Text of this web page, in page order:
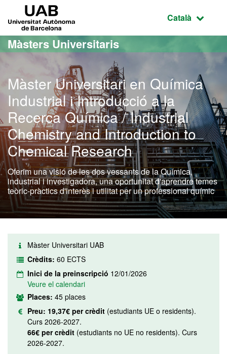
Ves al contingut principal
Ves a la navegació de la pàgina
Idioma
Català
Màsters Universitaris
Màster Universitari en Química
Industrial i Introducció a la
Recerca Química / Industrial
Chemistry and Introduction to
Chemical Research
Oferim una visió de les dos vessants de la Química,
industrial i investigadora, una oportunitat d'aprendre temes
teòric-pràctics d'interès i utilitat per un professional químic
Màster Universitari UAB
Crèdits: 60 ECTS
Inici de la preinscripció 12/01/2026
Veure el calendari
Places: 45 places
Preu: 19,37€ per crèdit (estudiants UE o residents).
Curs 2026-2027.
66€ per crèdit (estudiants no UE no residents). Curs
2026-2027.